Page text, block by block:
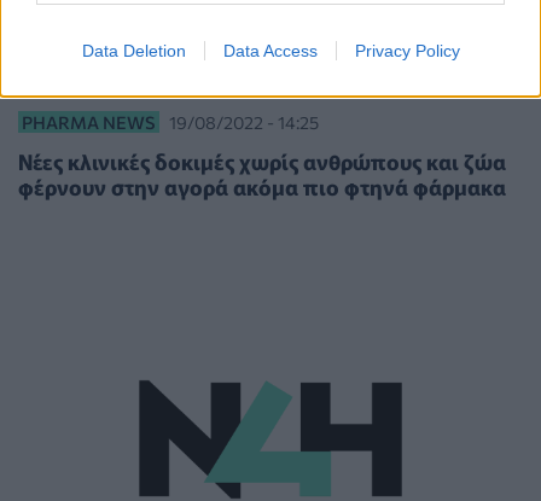
Data Deletion Data Access Privacy Policy
PHARMA NEWS 19/08/2022 - 14:25
Νέες κλινικές δοκιμές χωρίς ανθρώπους και ζώα
φέρνουν στην αγορά ακόμα πιο φτηνά φάρμακα